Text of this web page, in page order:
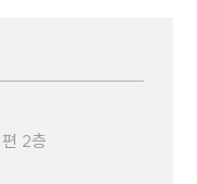
2층